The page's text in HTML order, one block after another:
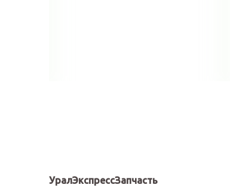
УралЭкспрессЗапчасть